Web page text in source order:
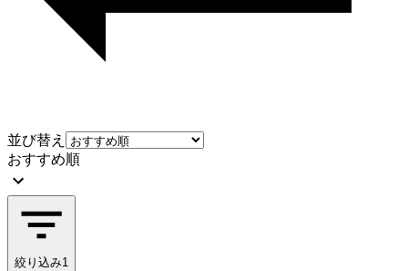
並び替え
おすすめ順
絞り込み1